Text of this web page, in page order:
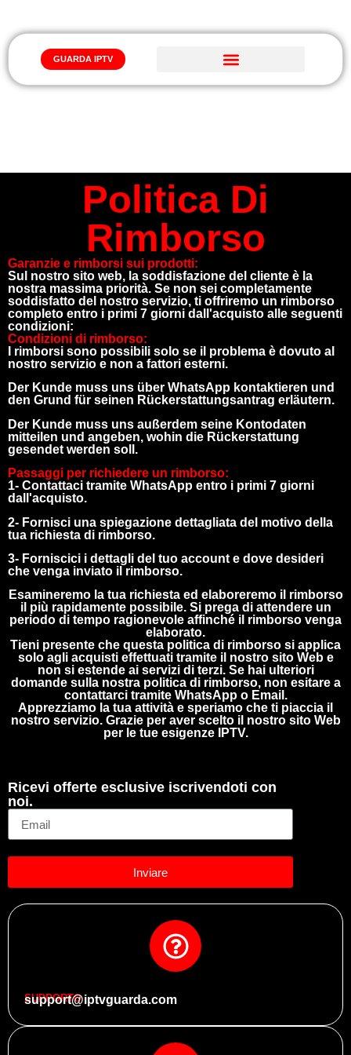
GUARDA IPTV
Politica Di
Rimborso
Garanzie e rimborsi sui prodotti:
Sul nostro sito web, la soddisfazione del cliente è la
nostra massima priorità. Se non sei completamente
soddisfatto del nostro servizio, ti offriremo un rimborso
completo entro i primi 7 giorni dall'acquisto alle seguenti
condizioni:
Condizioni di rimborso:
I rimborsi sono possibili solo se il problema è dovuto al
nostro servizio e non a fattori esterni.
Der Kunde muss uns über WhatsApp kontaktieren und
den Grund für seinen Rückerstattungsantrag erläutern.
Der Kunde muss uns außerdem seine Kontodaten
mitteilen und angeben, wohin die Rückerstattung
gesendet werden soll.
Passaggi per richiedere un rimborso:
1- Contattaci tramite WhatsApp entro i primi 7 giorni
dall'acquisto.
2- Fornisci una spiegazione dettagliata del motivo della
tua richiesta di rimborso.
3- Forniscici i dettagli del tuo account e dove desideri
che venga inviato il rimborso.
Esamineremo la tua richiesta ed elaboreremo il rimborso
il più rapidamente possibile. Si prega di attendere un
periodo di tempo ragionevole affinché il rimborso venga
elaborato.
Tieni presente che questa politica di rimborso si applica
solo agli acquisti effettuati tramite il nostro sito Web e
non si estende ai servizi di terzi. Se hai ulteriori
domande sulla nostra politica di rimborso, non esitare a
contattarci tramite WhatsApp o Email.
Apprezziamo la tua attività e speriamo che ti piaccia il
nostro servizio. Grazie per aver scelto il nostro sito Web
per le tue esigenze IPTV.
Ricevi offerte esclusive iscrivendoti con
noi.
Inviare
SUPPORTO
support@iptvguarda.com